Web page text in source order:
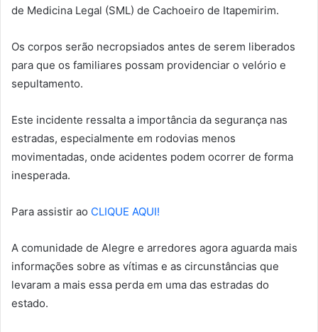
de Medicina Legal (SML) de Cachoeiro de Itapemirim.
Os corpos serão necropsiados antes de serem liberados
para que os familiares possam providenciar o velório e
sepultamento.
Este incidente ressalta a importância da segurança nas
estradas, especialmente em rodovias menos
movimentadas, onde acidentes podem ocorrer de forma
inesperada.
Para assistir ao CLIQUE AQUI!
A comunidade de Alegre e arredores agora aguarda mais
informações sobre as vítimas e as circunstâncias que
levaram a mais essa perda em uma das estradas do
estado.